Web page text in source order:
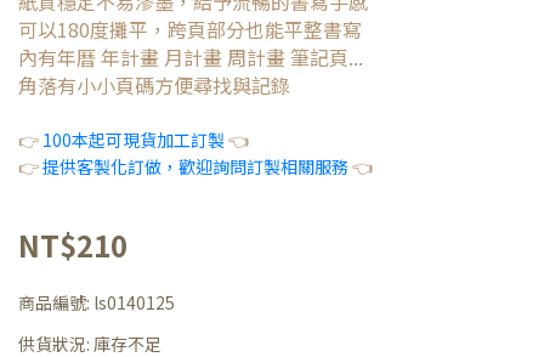
可以180度攤平，跨頁部分也能平整書寫
內有年曆 年計畫 月計畫 周計畫 筆記頁...
角落有小小頁碼方便尋找與記錄
👉 100本起可現貨加工訂製👈
👉提供客製化訂做，歡迎詢問訂製相關服務 👈
NT$210
商品編號: ls0140125
供貨狀況: 庫存不足